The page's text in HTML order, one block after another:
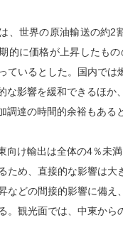
、世界の原油輸送の約2
的に価格が上昇したも
ているとした。国内では
な影響を緩和できるほか
調達の時間的余裕もある
向け輸出は全体の4％未
ため、直接的な影響は大
などの間接的影響に備え
。観光面では、中東から